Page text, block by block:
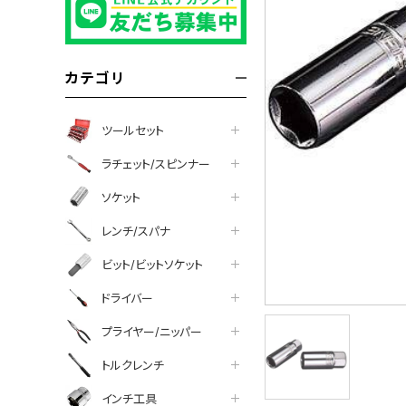
カテゴリ
ツールセット
ラチェット/スピンナー
ソケット
レンチ/スパナ
ビット/ビットソケット
ドライバー
プライヤー/ニッパー
トルクレンチ
インチ工具